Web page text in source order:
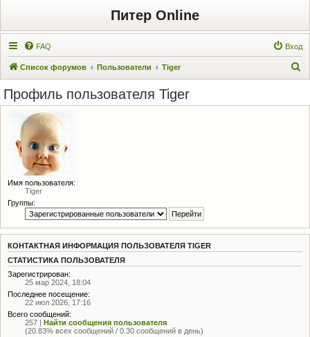
Питер Online
FAQ Вход
Список форумов Пользователи Tiger
Профиль пользователя Tiger
Имя пользователя:
Tiger
Группы:
КОНТАКТНАЯ ИНФОРМАЦИЯ ПОЛЬЗОВАТЕЛЯ TIGER
СТАТИСТИКА ПОЛЬЗОВАТЕЛЯ
Зарегистрирован:
25 мар 2024, 18:04
Последнее посещение:
22 июл 2026, 17:16
Всего сообщений:
257 | Найти сообщения пользователя
(20.83% всех сообщений / 0.30 сообщений в день)